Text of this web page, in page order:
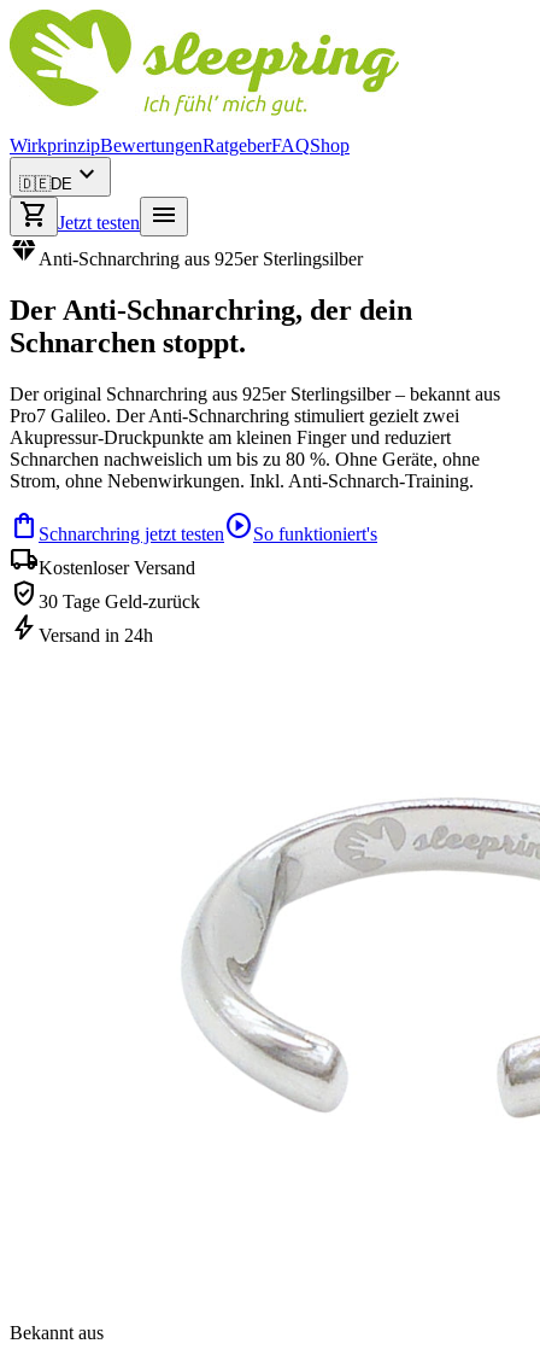
WirkprinzipBewertungenRatgeberFAQShop
🇩🇪DE expand_more
shopping_cart
Jetzt testen
menu
diamondAnti-Schnarchring aus 925er Sterlingsilber
Der Anti-Schnarchring, der dein
Schnarchen stoppt.
Der original Schnarchring aus 925er Sterlingsilber – bekannt aus
Pro7 Galileo. Der Anti-Schnarchring stimuliert gezielt zwei
Akupressur-Druckpunkte am kleinen Finger und reduziert
Schnarchen nachweislich um bis zu 80 %. Ohne Geräte, ohne
Strom, ohne Nebenwirkungen. Inkl. Anti-Schnarch-Training.
shopping_bag Schnarchring jetzt testenplay_circleSo funktioniert's
local_shippingKostenloser Versand
verified_user 30 Tage Geld-zurück
bolt Versand in 24h
Bekannt aus